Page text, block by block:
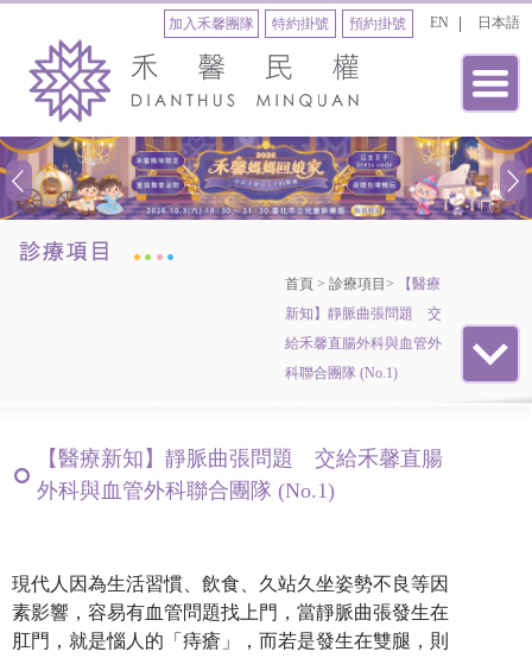
日本語
EN
加入禾馨團隊 預約掛號
特約掛號
首頁 > 診療項目 > 【醫療
新知】靜脈曲張問題 交
給禾馨直腸外科與血管外
科聯合團隊 (No.1)
【醫療新知】靜脈曲張問題 交給禾馨直腸
外科與血管外科聯合團隊 (No.1)
現代人因為生活習慣、飲食、久站久坐姿勢不良等因
素影響，容易有血管問題找上門，當靜脈曲張發生在
肛門，就是惱人的「痔瘡」，而若是發生在雙腿，則